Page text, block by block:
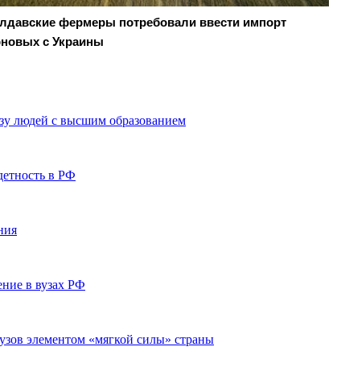
фермеры потребовали ввести импорт
с Украины
людей с высшим образованием
в РФ
в вузах РФ
элементом «мягкой силы» страны